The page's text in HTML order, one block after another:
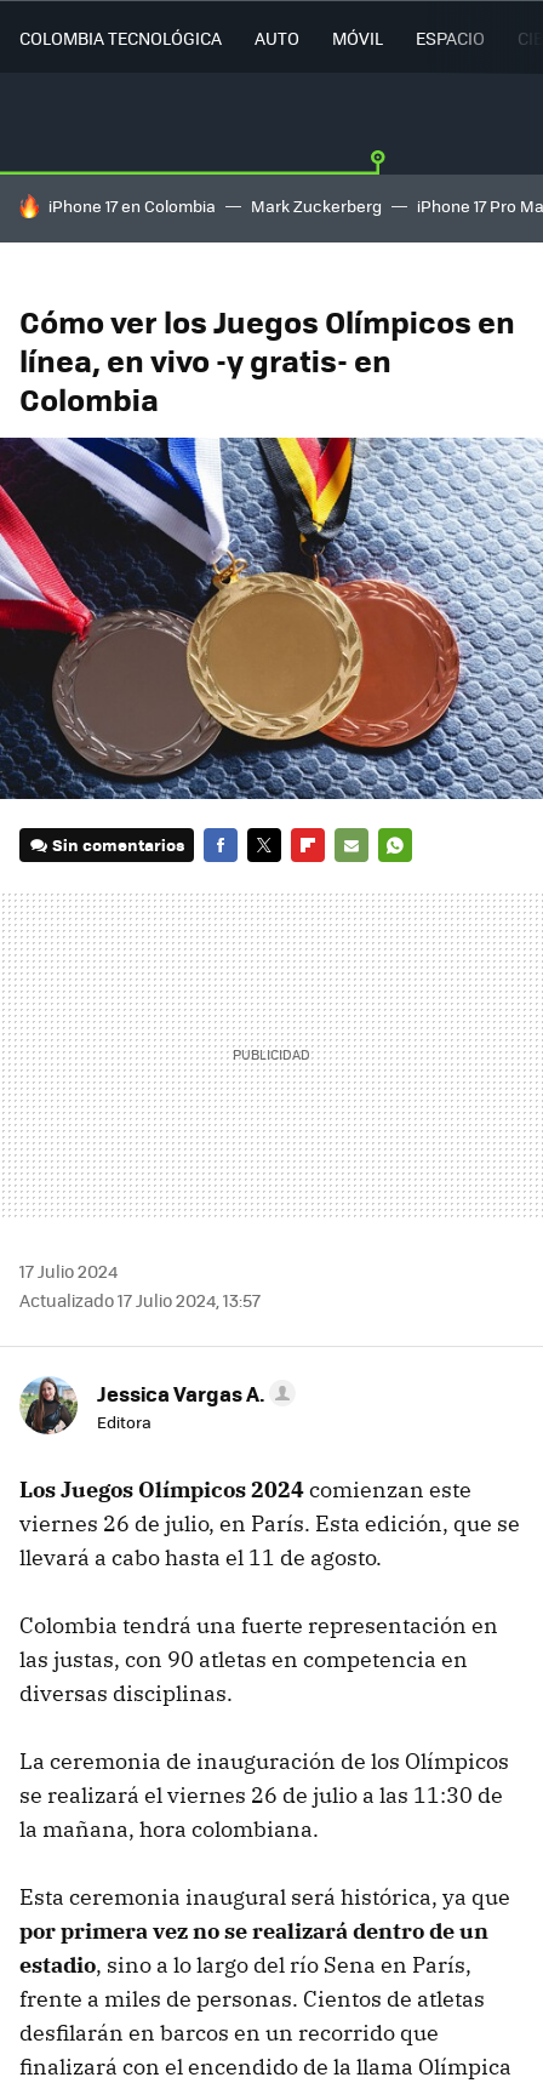
COLOMBIA TECNOLÓGICA AUTO MÓVIL ESPACIO
HOY SE HABLA DE
iPhone 17 en Colombia Mark Zuckerberg iPhone 17 Pro
Cómo ver los Juegos Olímpicos en
línea, en vivo -y gratis- en
Colombia
Sin comentarios
MAIL
17 Julio 2024
Actualizado 17 Julio 2024, 13:57
Jessica Vargas A.
Editora
Los Juegos Olímpicos 2024comienzan este
viernes 26 de julio, en París. Esta edición, que se
llevará a cabo hasta el 11 de agosto.
Colombia tendrá una fuerte representación en
las justas, con 90 atletas en competencia en
diversas disciplinas.
La ceremonia de inauguración de los Olímpicos
se realizará el viernes 26 de julio a las 11:30 de
la mañana, hora colombiana.
Esta ceremonia inaugural será histórica, ya que
por primera vez no se realizará dentro de un
estadio, sino a lo largo del río Sena en París,
frente a miles de personas. Cientos de atletas
desfilarán en barcos en un recorrido que
finalizará con el encendido de la llama Olímpica